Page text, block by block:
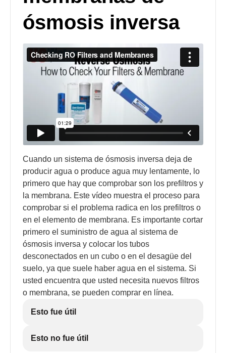
ósmosis inversa
Cuando un sistema de ósmosis inversa deja de
producir agua o produce agua muy lentamente, lo
primero que hay que comprobar son los prefiltros y
la membrana. Este vídeo muestra el proceso para
comprobar si el problema radica en los prefiltros o
en el elemento de membrana. Es importante cortar
primero el suministro de agua al sistema de
ósmosis inversa y colocar los tubos
desconectados en un cubo o en el desagüe del
suelo, ya que suele haber agua en el sistema. Si
usted encuentra que usted necesita nuevos filtros
o membrana, se pueden comprar en línea.
Esto fue útil
Esto no fue útil